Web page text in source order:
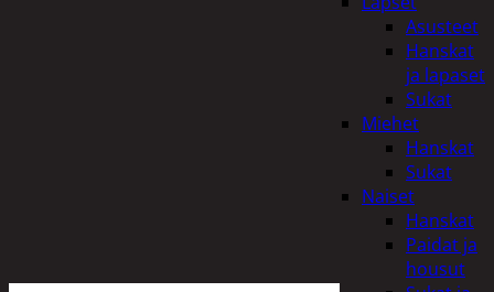
Asusteet
Hanskat
ja lapaset
Sukat
Miehet
Hanskat
Sukat
Naiset
Hanskat
Paidat ja
housut